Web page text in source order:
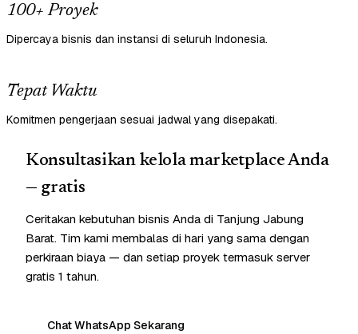
100+ Proyek
Dipercaya bisnis dan instansi di seluruh Indonesia.
Tepat Waktu
Komitmen pengerjaan sesuai jadwal yang disepakati.
Konsultasikan kelola marketplace Anda
— gratis
Ceritakan kebutuhan bisnis Anda di Tanjung Jabung
Barat. Tim kami membalas di hari yang sama dengan
perkiraan biaya — dan setiap proyek termasuk server
gratis 1 tahun.
Chat WhatsApp Sekarang